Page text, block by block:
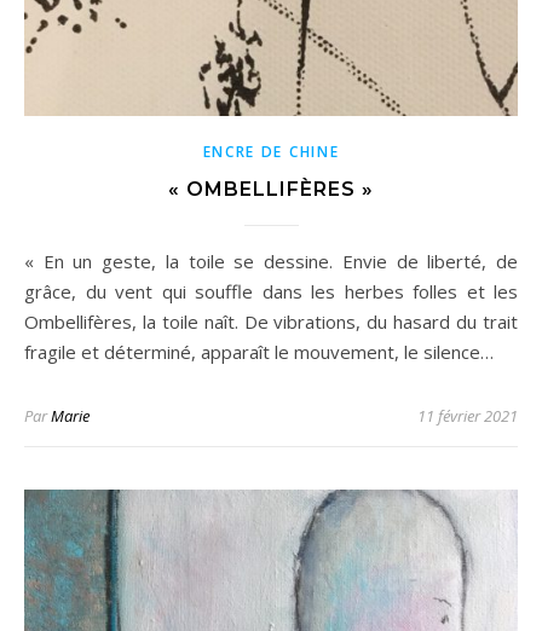
ENCRE DE CHINE
« OMBELLIFÈRES »
« En un geste, la toile se dessine. Envie de liberté, de
grâce, du vent qui souffle dans les herbes folles et les
Ombellifères, la toile naît. De vibrations, du hasard du trait
fragile et déterminé, apparaît le mouvement, le silence…
ParMarie 11 février 2021